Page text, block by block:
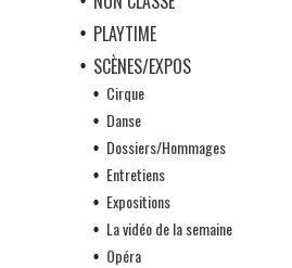
PLAYTIME
SCÈNES/EXPOS
Cirque
Danse
Dossiers/Hommages
Entretiens
Expositions
La vidéo de la semaine
Opéra